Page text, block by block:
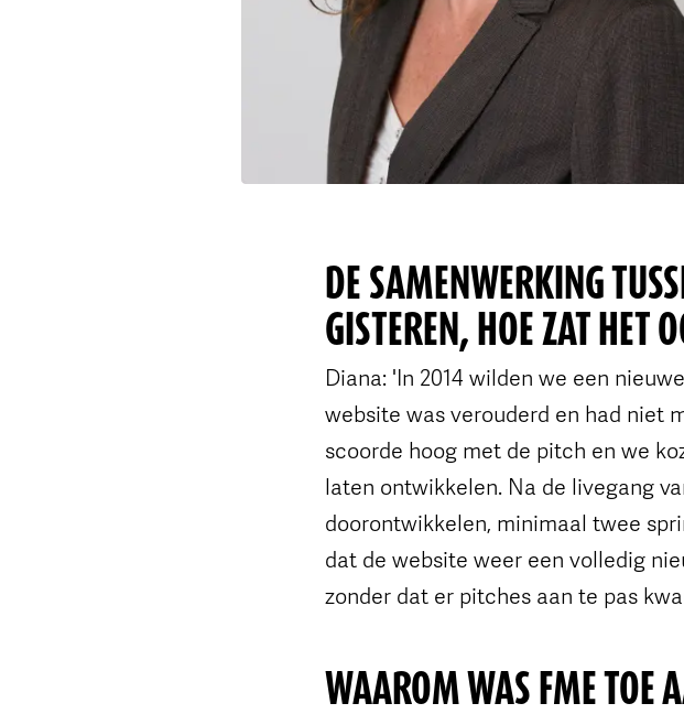
DE SAMENWERKING
GISTEREN, HOE ZAT HET
Diana: 'In 2014 wilden we een
website was verouderd en had niet
scoorde hoog met de pitch en we
laten ontwikkelen. Na de livegang
doorontwikkelen, minimaal twee
dat de website weer een volledig
zonder dat er pitches aan te pas
WAAROM WAS FME TOE